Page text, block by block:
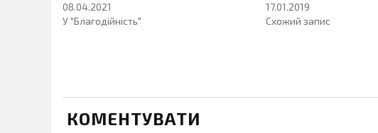
08.04.2021
У "Благодійність"
17.01.2019
Схожий запис
КОМЕНТУВАТИ